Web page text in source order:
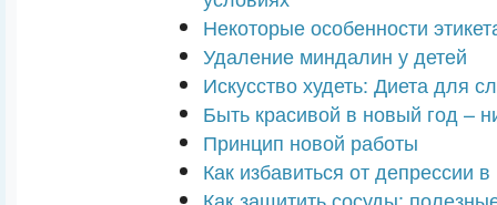
Некоторые особенности
Удаление миндалин у детей
Искусство худеть: Диета для
Быть красивой в новый год –
Принцип новой работы
Как избавиться от депрессии